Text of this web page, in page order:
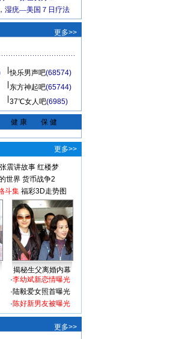
更多>>
快乐男声吧(68574)
东方神起吧(65744)
37℃女人吧(6985)
健 康 保 健
更多>>
张震讲故事 红楼梦
世界 货币战争2
斗集 福彩3D走势图
揭秘生父离婚内幕
·李幼斌新恋情曝光
·陆毅爱女照首曝光
·陈好新男友被曝光
更多>>